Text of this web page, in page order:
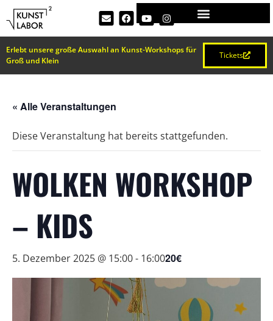
Erlebt unsere große Auswahl an Kunst-Workshops für
Groß und Klein
Tickets
« Alle Veranstaltungen
Diese Veranstaltung hat bereits stattgefunden.
WOLKEN WORKSHOP
– KIDS
5. Dezember 2025 @ 15:00- 16:0020€